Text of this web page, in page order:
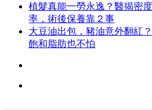
植髮真能一勞永逸？醫揭密
率，術後保養靠２事
大豆油出包，豬油意外翻紅
飽和脂肪也不怕